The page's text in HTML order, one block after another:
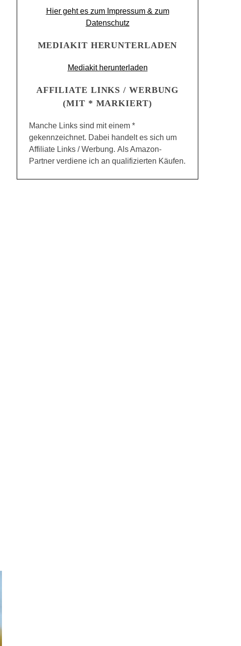
Hier geht es zum Impressum & zum
Datenschutz
MEDIAKIT HERUNTERLADEN
Mediakit herunterladen
AFFILIATE LINKS / WERBUNG
(MIT * MARKIERT)
Manche Links sind mit einem *
gekennzeichnet. Dabei handelt es sich um
Affiliate Links / Werbung. Als Amazon-
Partner verdiene ich an qualifizierten Käufen.